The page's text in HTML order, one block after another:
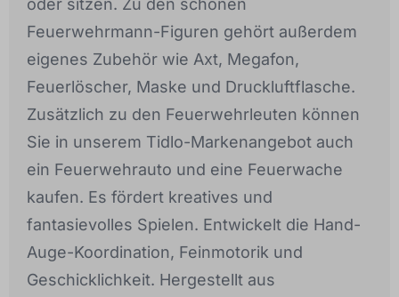
oder sitzen. Zu den schönen
Feuerwehrmann-Figuren gehört außerdem
eigenes Zubehör wie Axt, Megafon,
Feuerlöscher, Maske und Druckluftflasche.
Zusätzlich zu den Feuerwehrleuten können
Sie in unserem Tidlo-Markenangebot auch
ein Feuerwehrauto und eine Feuerwache
kaufen. Es fördert kreatives und
fantasievolles Spielen. Entwickelt die Hand-
Auge-Koordination, Feinmotorik und
Geschicklichkeit. Hergestellt aus